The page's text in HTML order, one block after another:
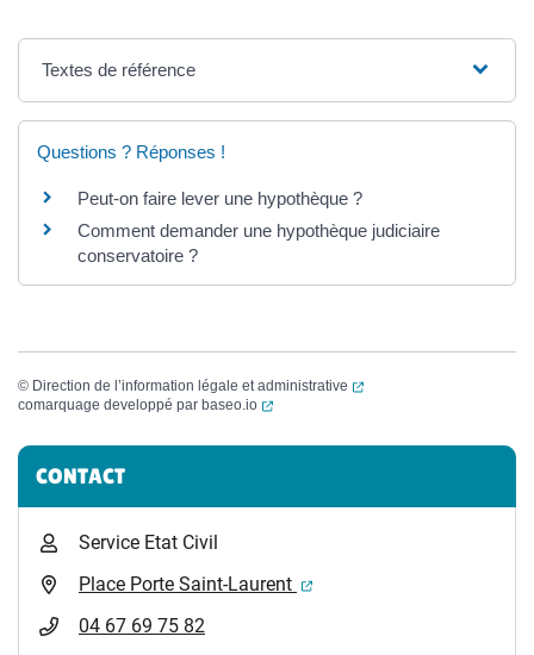
Textes de référence
Questions ? Réponses !
Peut-on faire lever une hypothèque ?
Comment demander une hypothèque judiciaire
conservatoire ?
© Direction de l’information légale et administrative
(ouverture dans un
comarquage developpé par baseo.io (ouverture dans un nouvel onglet)
Informations complémentaires
CONTACT
Service Etat Civil
Place Porte Saint-Laurent
(ouverture dans un
04 67 69 75 82